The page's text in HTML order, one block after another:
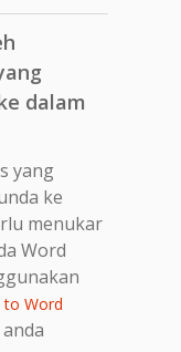
dalam
yang
ke
menukar
Word
to Word